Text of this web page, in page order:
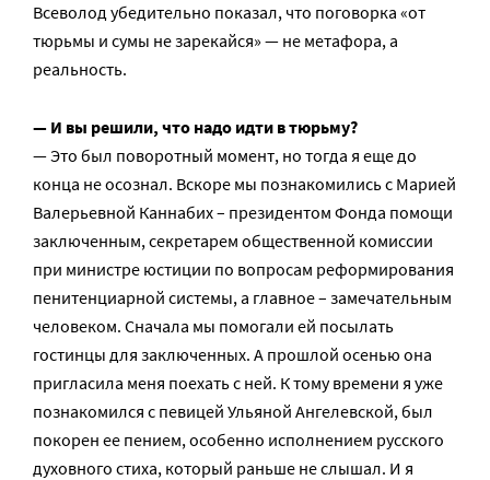
Всеволод убедительно показал, что поговорка «от
тюрьмы и сумы не зарекайся» — не метафора, а
реальность.
— И вы решили, что надо идти в тюрьму?
— Это был поворотный момент, но тогда я еще до
конца не осознал. Вскоре мы познакомились с Марией
Валерьевной Каннабих – президентом Фонда помощи
заключенным, секретарем общественной комиссии
при министре юстиции по вопросам реформирования
пенитенциарной системы, а главное – замечательным
человеком. Сначала мы помогали ей посылать
гостинцы для заключенных. А прошлой осенью она
пригласила меня поехать с ней. К тому времени я уже
познакомился с певицей Ульяной Ангелевской, был
покорен ее пением, особенно исполнением русского
духовного стиха, который раньше не слышал. И я